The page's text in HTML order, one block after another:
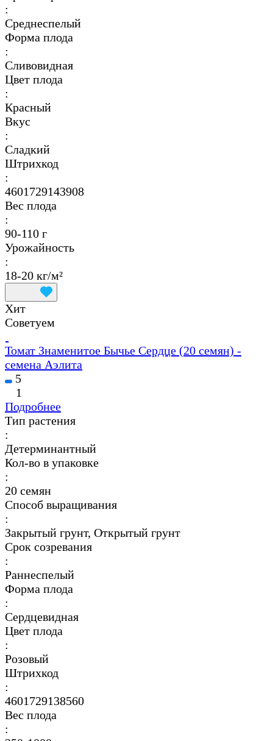
:
Среднеспелый
Форма плода
:
Сливовидная
Цвет плода
:
Красный
Вкус
:
Сладкий
Штрихкод
:
4601729143908
Вес плода
:
90-110 г
Урожайность
:
18-20 кг/м²
Хит
Советуем
Томат Знаменитое Бычье Сердце (20 семян) -
семена Аэлита
5
1
Подробнее
Тип растения
:
Детерминантный
Кол-во в упаковке
:
20 семян
Способ выращивания
:
Закрытый грунт, Открытый грунт
Срок созревания
:
Раннеспелый
Форма плода
:
Сердцевидная
Цвет плода
:
Розовый
Штрихкод
:
4601729138560
Вес плода
: